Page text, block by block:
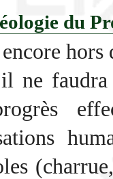
du
hors
ne faudra